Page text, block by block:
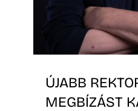
ÚJABB
MEGBÍZÁST